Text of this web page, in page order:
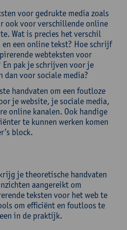
voor gedrukte media zoals
ook voor verschillende online
Wat is precies het verschil
een online tekst? Hoe schrijf
webteksten voor
pak je schrijven voor je
dan voor sociale media?
handvaten om een foutloze
je website, je sociale media,
online kanalen. Ook handige
te kunnen werken komen
block.
je theoretische handvaten
aangereikt om
teksten voor het web te
om efficiënt en foutloos te
in de praktijk.